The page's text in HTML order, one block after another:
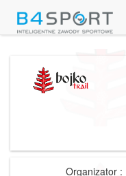
Organizator :